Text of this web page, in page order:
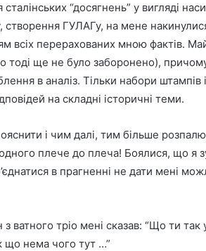
“досягнень” у вигляді
створення ГУЛАГу, на мене
всіх перерахованих мною фактів.
тодi ще не було заборонено),
в аналіз. Тільки набори штампів
на складні історичні теми.
і чим далі, тим більше
плече до плеча! Боялися, що я
в прагненні не дати мені
ватного тріо мені сказав: “Що ти так
що нема чого тут …”